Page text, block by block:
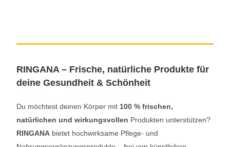
RINGANA – Frische, natürliche Produkte für
deine Gesundheit & Schönheit
Du möchtest deinen Körper mit 100 % frischen,
natürlichen und wirkungsvollen Produkten unterstützen?
RINGANA bietet hochwirksame Pflege- und